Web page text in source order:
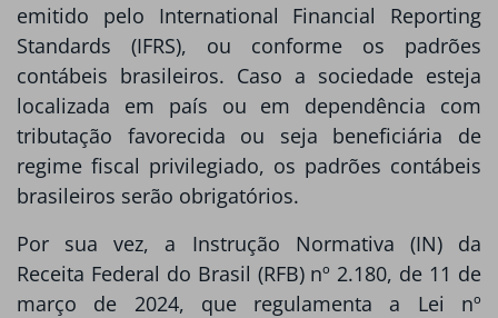
emitido pelo International Financial Reporting
Standards (IFRS), ou conforme os padrões
contábeis brasileiros. Caso a sociedade esteja
localizada em país ou em dependência com
tributação favorecida ou seja beneficiária de
regime fiscal privilegiado, os padrões contábeis
brasileiros serão obrigatórios.
Por sua vez, a Instrução Normativa (IN) da
Receita Federal do Brasil (RFB) nº 2.180, de 11 de
março de 2024, que regulamenta a Lei nº